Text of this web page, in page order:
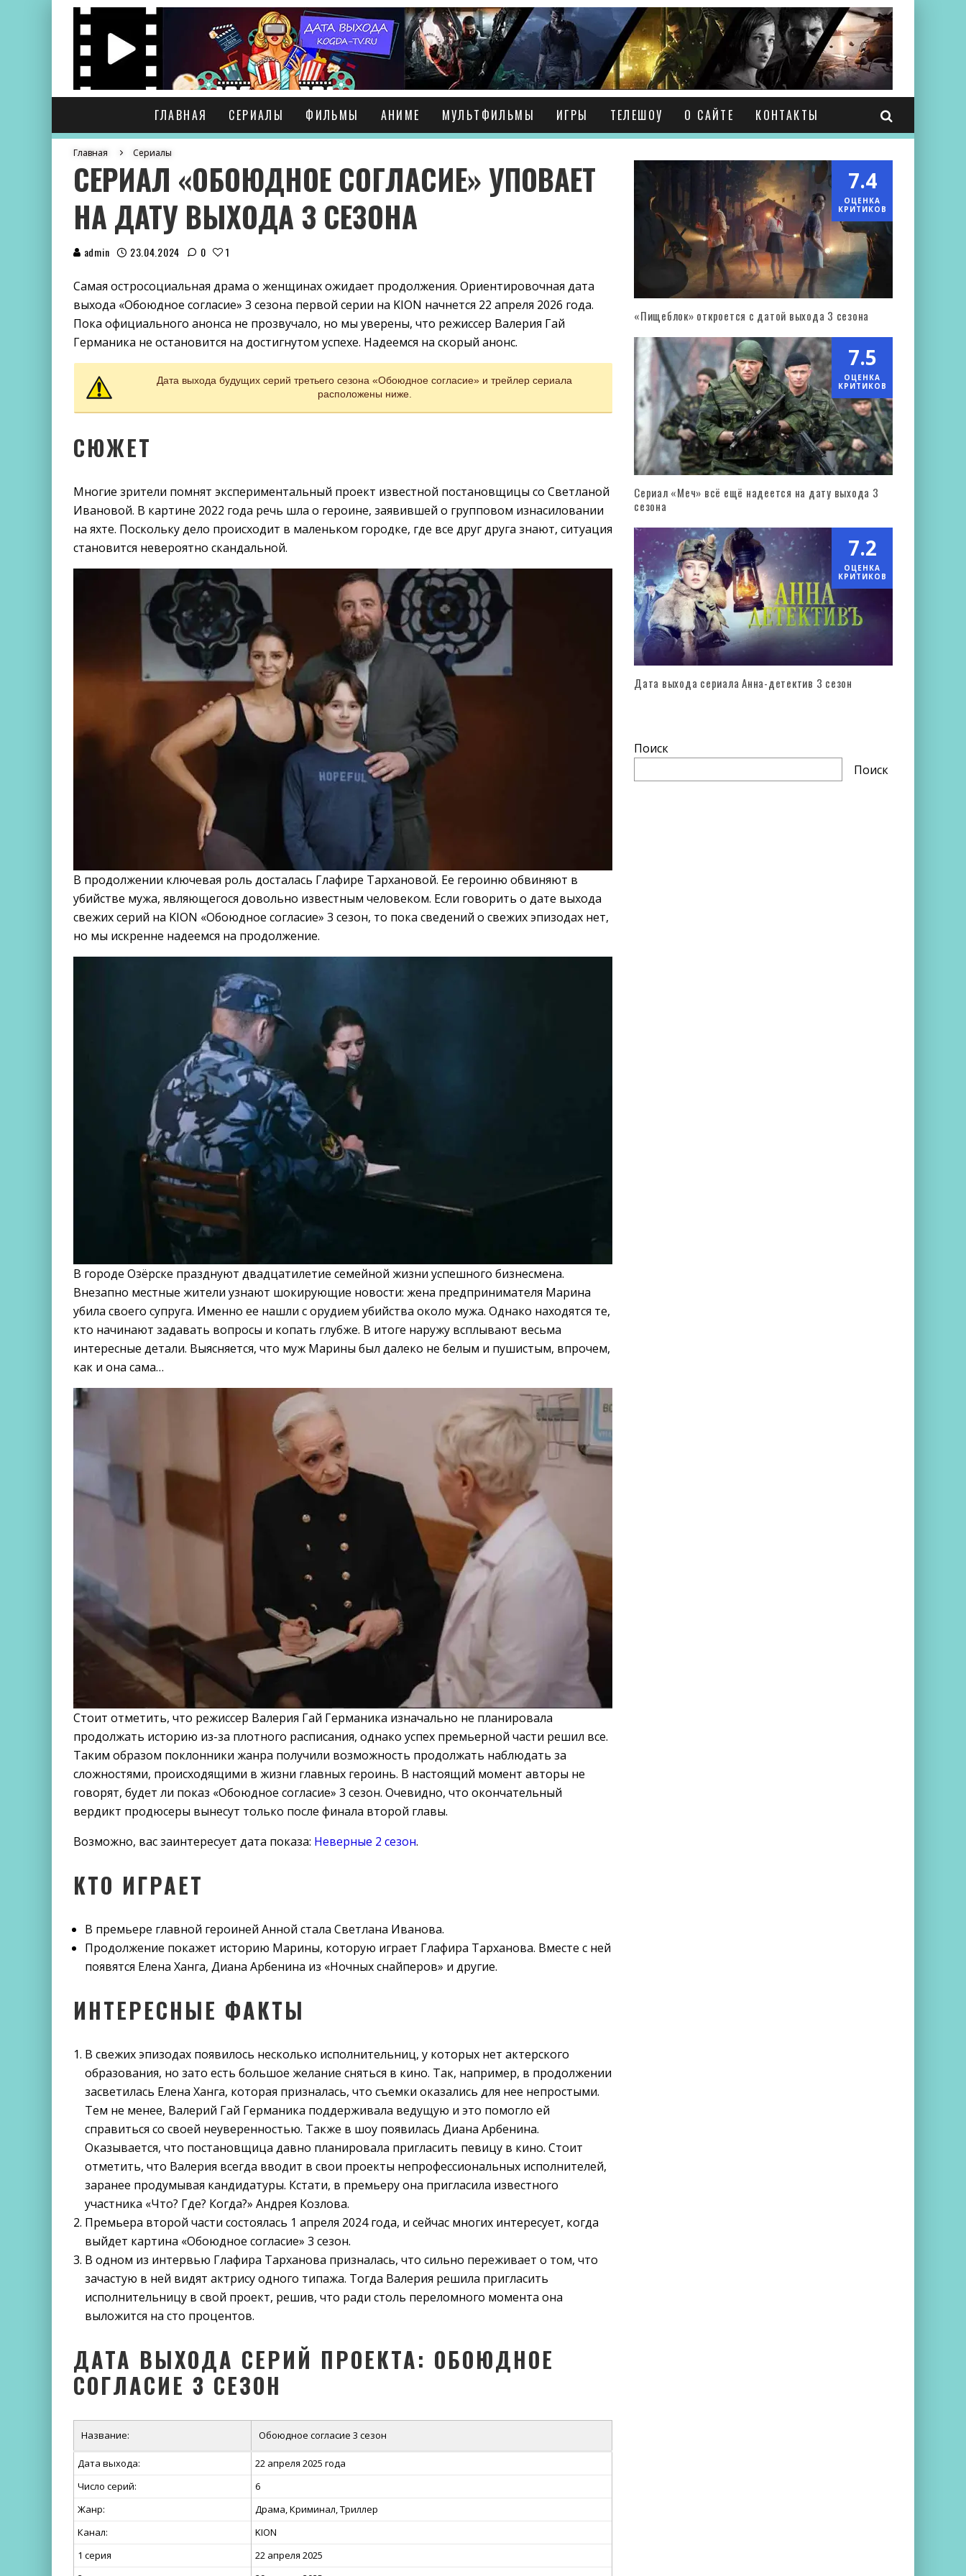
ГЛАВНАЯ СЕРИАЛЫ ФИЛЬМЫ АНИМЕ МУЛЬТФИЛЬМЫ ИГРЫ ТЕЛЕШОУ О САЙТЕ КОНТАКТЫ
Главная Сериалы
СЕРИАЛ «ОБОЮДНОЕ СОГЛАСИЕ» УПОВАЕТ
НА ДАТУ ВЫХОДА 3 СЕЗОНА
admin 23.04.2024 0 1
Самая остросоциальная драма о женщинах ожидает продолжения. Ориентировочная дата
выхода «Обоюдное согласие» 3 сезона первой серии на KION начнется 22 апреля 2026 года.
Пока официального анонса не прозвучало, но мы уверены, что режиссер Валерия Гай
Германика не остановится на достигнутом успехе. Надеемся на скорый анонс.
Дата выхода будущих серий третьего сезона «Обоюдное согласие» и трейлер сериала
расположены ниже.
СЮЖЕТ
Многие зрители помнят экспериментальный проект известной постановщицы со Светланой
Ивановой. В картине 2022 года речь шла о героине, заявившей о групповом изнасиловании
на яхте. Поскольку дело происходит в маленьком городке, где все друг друга знают, ситуация
становится невероятно скандальной.
В продолжении ключевая роль досталась Глафире Тархановой. Ее героиню обвиняют в
убийстве мужа, являющегося довольно известным человеком. Если говорить о дате выхода
свежих серий на KION «Обоюдное согласие» 3 сезон, то пока сведений о свежих эпизодах нет,
но мы искренне надеемся на продолжение.
В городе Озёрске празднуют двадцатилетие семейной жизни успешного бизнесмена.
Внезапно местные жители узнают шокирующие новости: жена предпринимателя Марина
убила своего супруга. Именно ее нашли с орудием убийства около мужа. Однако находятся те,
кто начинают задавать вопросы и копать глубже. В итоге наружу всплывают весьма
интересные детали. Выясняется, что муж Марины был далеко не белым и пушистым, впрочем,
как и она сама…
Стоит отметить, что режиссер Валерия Гай Германика изначально не планировала
продолжать историю из-за плотного расписания, однако успех премьерной части решил все.
Таким образом поклонники жанра получили возможность продолжать наблюдать за
сложностями, происходящими в жизни главных героинь. В настоящий момент авторы не
говорят, будет ли показ «Обоюдное согласие» 3 сезон. Очевидно, что окончательный
вердикт продюсеры вынесут только после финала второй главы.
Возможно, вас заинтересует дата показа: Неверные 2 сезон.
КТО ИГРАЕТ
В премьере главной героиней Анной стала Светлана Иванова.
Продолжение покажет историю Марины, которую играет Глафира Тарханова. Вместе с ней
появятся Елена Ханга, Диана Арбенина из «Ночных снайперов» и другие.
ИНТЕРЕСНЫЕ ФАКТЫ
В свежих эпизодах появилось несколько исполнительниц, у которых нет актерского
образования, но зато есть большое желание сняться в кино. Так, например, в продолжении
засветилась Елена Ханга, которая призналась, что съемки оказались для нее непростыми.
Тем не менее, Валерий Гай Германика поддерживала ведущую и это помогло ей
справиться со своей неуверенностью. Также в шоу появилась Диана Арбенина.
Оказывается, что постановщица давно планировала пригласить певицу в кино. Стоит
отметить, что Валерия всегда вводит в свои проекты непрофессиональных исполнителей,
заранее продумывая кандидатуры. Кстати, в премьеру она пригласила известного
участника «Что? Где? Когда?» Андрея Козлова.
Премьера второй части состоялась 1 апреля 2024 года, и сейчас многих интересует, когда
выйдет картина «Обоюдное согласие» 3 сезон.
В одном из интервью Глафира Тарханова призналась, что сильно переживает о том, что
зачастую в ней видят актрису одного типажа. Тогда Валерия решила пригласить
исполнительницу в свой проект, решив, что ради столь переломного момента она
выложится на сто процентов.
ДАТА ВЫХОДА СЕРИЙ ПРОЕКТА: ОБОЮДНОЕ
СОГЛАСИЕ 3 СЕЗОН
Название: Обоюдное согласие 3 сезон
Дата выхода:
22 апреля 2025 года
Число серий:
6
Жанр:
Драма, Криминал, Триллер
Канал:
KION
1 серия
22 апреля 2025
7.4
ОЦЕНКА
КРИТИКОВ
«Пищеблок» откроется с датой выхода 3 сезона
7.5
ОЦЕНКА
КРИТИКОВ
Сериал «Меч» всё ещё надеется на дату выхода 3
сезона
7.2
ОЦЕНКА
КРИТИКОВ
Дата выхода сериала Анна-детектив 3 сезон
Поиск
Поиск